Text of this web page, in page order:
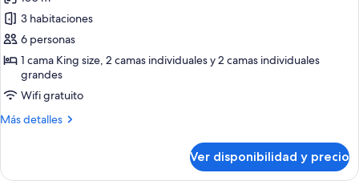
fotos
de
Departamento
familiar,
3
habitaciones
3 habitaciones
6 personas
1 cama King size, 2 camas individuales y 2 camas individuales
grandes
Wifi gratuito
Más detalles
Más
familiar,
Ver disponibilidad y precio